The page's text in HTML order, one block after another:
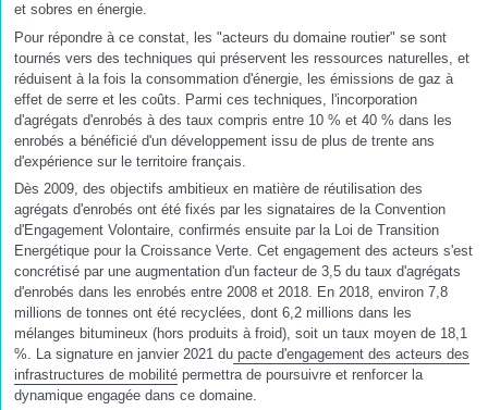
et sobres en énergie.
Pour répondre à ce constat, les "acteurs du domaine routier" se sont
tournés vers des techniques qui préservent les ressources naturelles, et
réduisent à la fois la consommation d'énergie, les émissions de gaz à
effet de serre et les coûts. Parmi ces techniques, l'incorporation
d'agrégats d'enrobés à des taux compris entre 10 % et 40 % dans les
enrobés a bénéficié d'un développement issu de plus de trente ans
d'expérience sur le territoire français.
Dès 2009, des objectifs ambitieux en matière de réutilisation des
agrégats d'enrobés ont été fixés par les signataires de la Convention
d'Engagement Volontaire, confirmés ensuite par la Loi de Transition
Energétique pour la Croissance Verte. Cet engagement des acteurs s'est
concrétisé par une augmentation d'un facteur de 3,5 du taux d'agrégats
d'enrobés dans les enrobés entre 2008 et 2018. En 2018, environ 7,8
millions de tonnes ont été recyclées, dont 6,2 millions dans les
mélanges bitumineux (hors produits à froid), soit un taux moyen de 18,1
%. La signature en janvier 2021 du pacte d'engagement des acteurs des
infrastructures de mobilité permettra de poursuivre et renforcer la
dynamique engagée dans ce domaine.